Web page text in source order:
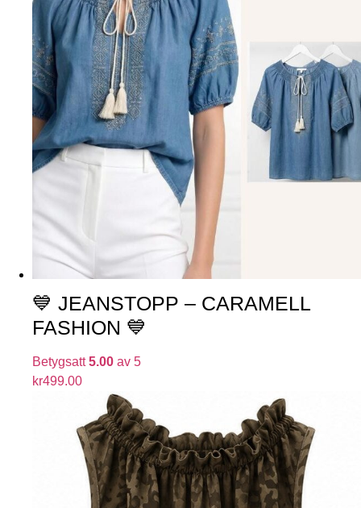
💙 JEANSTOPP – CARAMELL
FASHION 💙
Betygsatt5.00 av 5
kr499.00